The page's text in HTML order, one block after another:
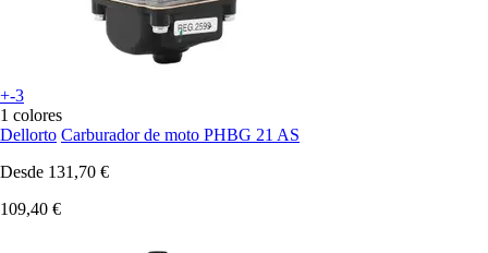
+-3
1 colores
Dellorto Carburador de moto PHBG 21 AS
Desde 131,70 €
109,40 €